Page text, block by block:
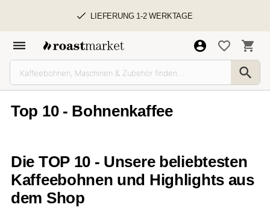
LIEFERUNG 1-2 WERKTAGE
Top 10 - Bohnenkaffee
Die TOP 10 - Unsere beliebtesten
Kaffeebohnen und Highlights aus
dem Shop